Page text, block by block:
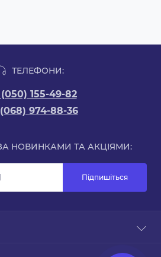
ТЕЛЕФОНИ:
155-49-82
974-88-36
НОВИНКАМИ ТА АКЦІЯМИ:
Підпишіться